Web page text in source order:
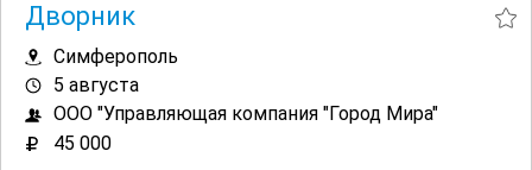
Дворник
Симферополь
5 августа
ООО "Управляющая компания "Город Мира"
45 000